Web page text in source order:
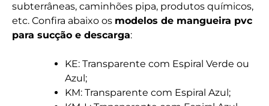
subterrâneas, caminhões pipa, produtos químicos,
etc. Confira abaixo os modelos de mangueira pvc
para sucção e descarga:
KE: Transparente com Espiral Verde ou
Azul;
KM: Transparente com Espiral Azul;